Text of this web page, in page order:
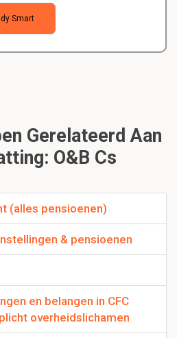
Smart
Gerelateerd Aan
O&b Cs
(alles pensioenen)
& pensioenen
en belangen in CFC
overheidslichamen